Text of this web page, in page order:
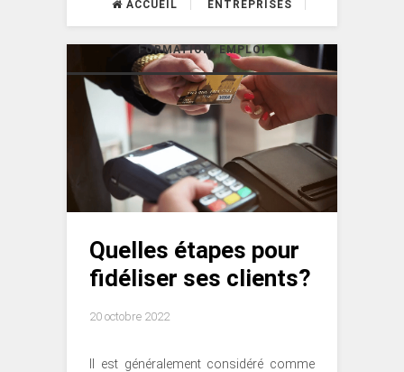
ACCUEIL ENTREPRISES
FORMATION, EMPLOI
Quelles étapes pour
fidéliser ses clients?
20 octobre 2022
Il est généralement considéré comme